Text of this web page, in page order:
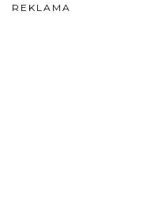
REKLAMA